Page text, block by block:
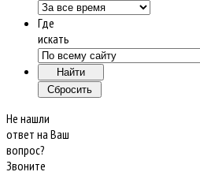
Где
искать
Не нашли
ответ на Ваш
вопрос?
Звоните